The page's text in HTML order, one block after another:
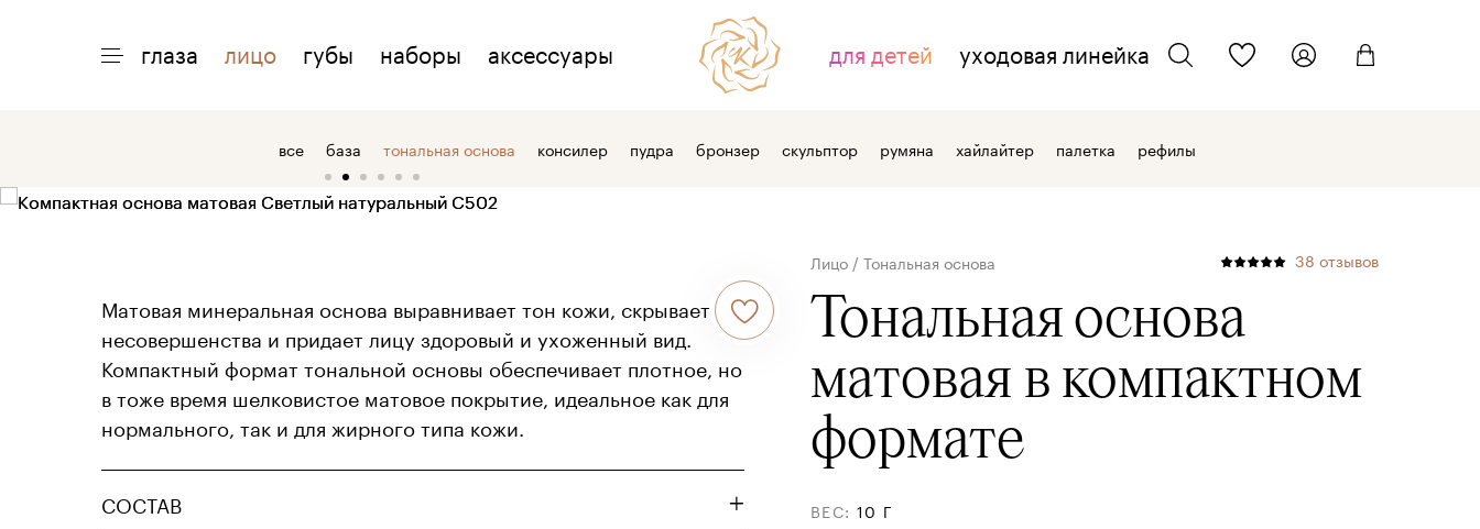
глаза лицо губы наборы аксессуары для детей уходовая линейка
ПОМОЩЬ
доставка
ДЛЯ СВЯЗИ
оптовым клиентам
info@kmcosmetics.ru
все база тональная основа консилер пудра бронзер скульптор румяна хайлайтер палетка рефилы
Матовая минеральная основа выравнивает тон кожи, скрывает
несовершенства и придает лицу здоровый и ухоженный вид.
Компактный формат тональной основы обеспечивает плотное, но
в тоже время шелковистое матовое покрытие, идеальное как для
нормального, так и для жирного типа кожи.
СОСТАВ
Лицо /Тональная основа 38 отзывов
Тональная основа
матовая в компактном
формате
ВЕС:10 Г